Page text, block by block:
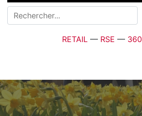
RETAIL — RSE — 360